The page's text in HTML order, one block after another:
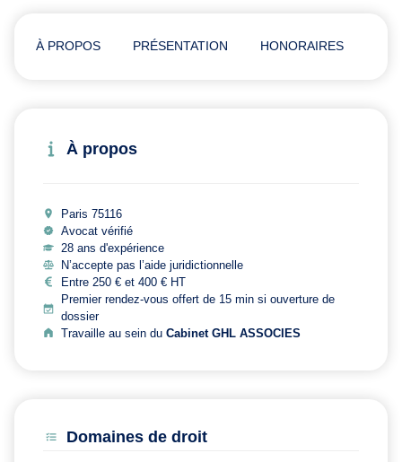
À PROPOS PRÉSENTATION HONORAIRES
À propos
Paris 75116
Avocat vérifié
28 ans d'expérience
N’accepte pas l’aide juridictionnelle
Entre 250 € et 400 € HT
Premier rendez-vous offert de 15 min si ouverture de
dossier
Travaille au sein du Cabinet GHL ASSOCIES
Domaines de droit